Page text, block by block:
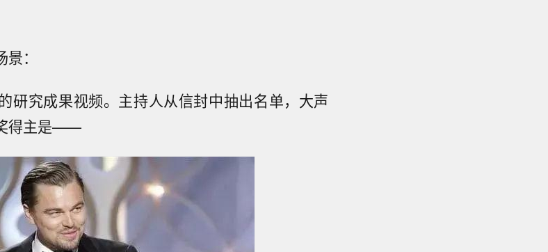
：
研究成果视频。主持人从信封中抽出名单，大声
得主是——